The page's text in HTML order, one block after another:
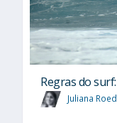
Regras do
Juliana